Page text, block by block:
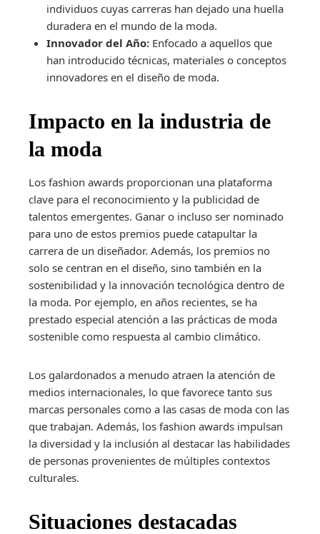
individuos cuyas carreras han dejado una huella
duradera en el mundo de la moda.
Innovador del Año: Enfocado a aquellos que
han introducido técnicas, materiales o conceptos
innovadores en el diseño de moda.
Impacto en la industria de
la moda
Los fashion awards proporcionan una plataforma
clave para el reconocimiento y la publicidad de
talentos emergentes. Ganar o incluso ser nominado
para uno de estos premios puede catapultar la
carrera de un diseñador. Además, los premios no
solo se centran en el diseño, sino también en la
sostenibilidad y la innovación tecnológica dentro de
la moda. Por ejemplo, en años recientes, se ha
prestado especial atención a las prácticas de moda
sostenible como respuesta al cambio climático.
Los galardonados a menudo atraen la atención de
medios internacionales, lo que favorece tanto sus
marcas personales como a las casas de moda con las
que trabajan. Además, los fashion awards impulsan
la diversidad y la inclusión al destacar las habilidades
de personas provenientes de múltiples contextos
culturales.
Situaciones destacadas